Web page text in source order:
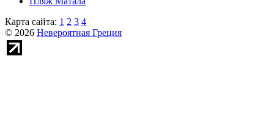
Карта сайта: 1 2 3 4
© 2026 Невероятная Греция